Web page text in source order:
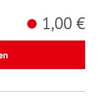
1,00 €